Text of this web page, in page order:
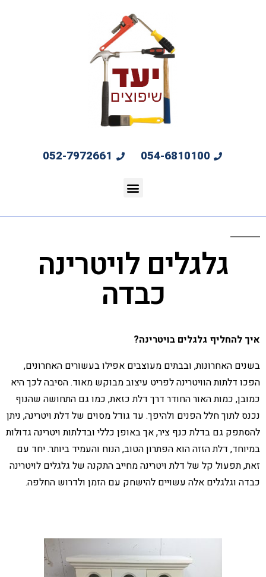
054-6810100
052-7972661
גלגלים לויטרינה
כבדה
איך להחליף גלגלים בויטרינה?
בשנים האחרונות, ובבתים מעוצבים אפילו בעשורים האחרונים,
הפכו דלתות הוויטרינה לפריט עיצוב מבוקש מאוד. הסיבה לכך היא
כמובן, כמות האור החודר דרך דלת כזאת, כמו גם התחושה שהנוף
נכנס לתוך חלל הפנים ולהיפך. עד גודל מסוים של דלת ויטרינה, ניתן
להסתפק גם בדלת כנף ציר, אך באופן כללי ובדלתות ויטרינה גדולות
במיוחד, דלת הזזה הוא הפתרון הטוב, הנוח והעמיד ביותר. יחד עם
זאת, תפעול קל של דלת ויטרינה מחייב התקנה של גלגלים לויטרינה
כבדה וגלגלים אלה עשויים להישחק עם הזמן ולדרוש החלפה.